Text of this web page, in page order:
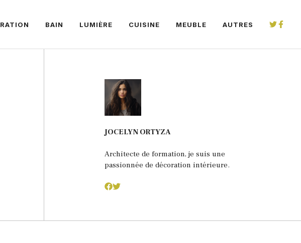
BAIN LUMIÈRE CUISINE MEUBLE AUTRES
JOCELYN ORTYZA
Architecte de formation, je suis une
passionnée de décoration intérieure.